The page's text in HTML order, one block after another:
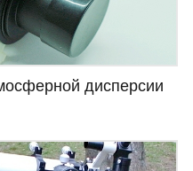
дисперсии